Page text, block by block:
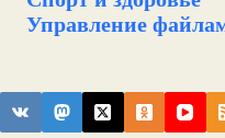
Управление